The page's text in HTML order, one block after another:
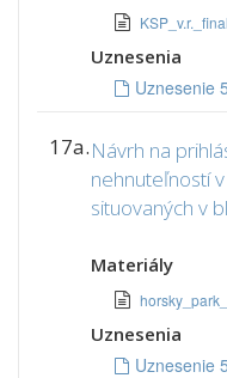
KSP_v.r._final
Uznesenia
Uznesenie
17a.Návrh na
nehnuteľností
situovaných v
Materiály
Uznesenia
Uznesenie